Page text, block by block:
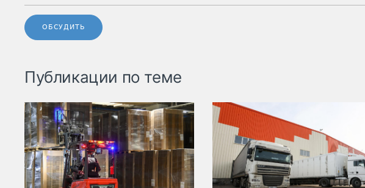
ОБСУДИТЬ
Публикации по теме